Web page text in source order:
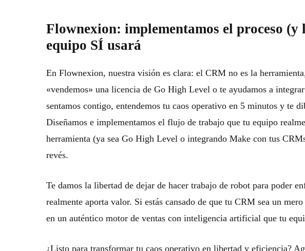
Flownexion: implementamos el proceso
equipo SÍ usará
En Flownexion, nuestra visión es clara: el CRM no es la
«vendemos» una licencia de Go High Level o te ayudamos a
sentamos contigo, entendemos tu caos operativo en 5 minutos y te
Diseñamos e implementamos el flujo de trabajo que tu equipo
herramienta (ya sea Go High Level o integrando Make con tus
revés.
Te damos la libertad de dejar de hacer trabajo de robot para poder
realmente aporta valor. Si estás cansado de que tu CRM sea un
en un auténtico motor de ventas con inteligencia artificial que tu
¿Listo para transformar tu caos operativo en libertad y eficiencia?